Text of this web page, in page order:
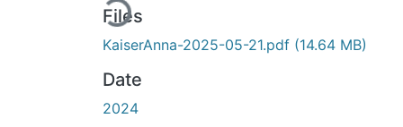
Files
KaiserAnna-2025-05-21.pdf (14.64 MB)
Date
2024